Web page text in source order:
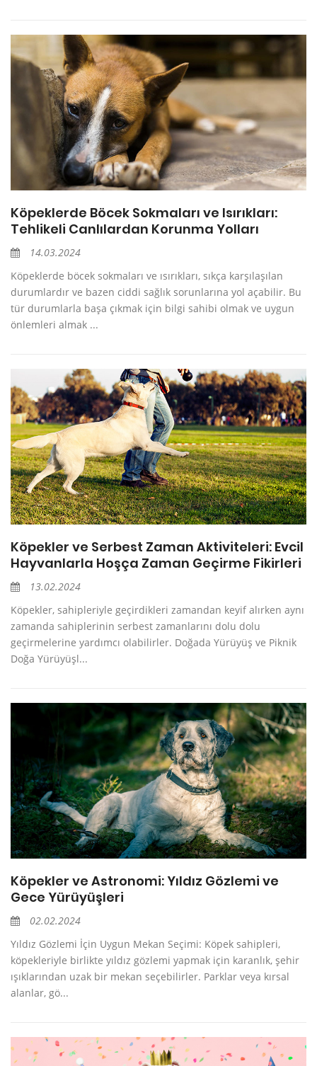
Köpeklerde Böcek Sokmaları ve Isırıkları:
Tehlikeli Canlılardan Korunma Yolları
14.03.2024
Köpeklerde böcek sokmaları ve ısırıkları, sıkça karşılaşılan
durumlardır ve bazen ciddi sağlık sorunlarına yol açabilir. Bu
tür durumlarla başa çıkmak için bilgi sahibi olmak ve uygun
önlemleri almak ...
Köpekler ve Serbest Zaman Aktiviteleri: Evcil
Hayvanlarla Hoşça Zaman Geçirme Fikirleri
13.02.2024
Köpekler, sahipleriyle geçirdikleri zamandan keyif alırken aynı
zamanda sahiplerinin serbest zamanlarını dolu dolu
geçirmelerine yardımcı olabilirler. Doğada Yürüyüş ve Piknik
Doğa Yürüyüşl...
Köpekler ve Astronomi: Yıldız Gözlemi ve
Gece Yürüyüşleri
02.02.2024
Yıldız Gözlemi İçin Uygun Mekan Seçimi: Köpek sahipleri,
köpekleriyle birlikte yıldız gözlemi yapmak için karanlık, şehir
ışıklarından uzak bir mekan seçebilirler. Parklar veya kırsal
alanlar, gö...